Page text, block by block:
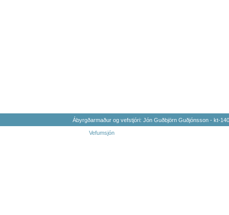
Ábyrgðarmaður og vefstjóri: Jón Guðbjörn Guðjónsson - kt-
Vefumsjón